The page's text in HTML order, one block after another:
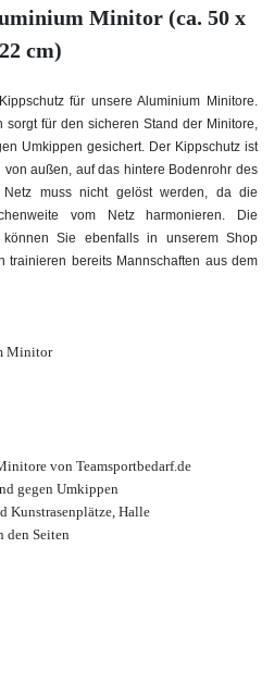
Minitor (ca. 50 x
22 cm)
für unsere Aluminium Minitore.
sorgt für den sicheren Stand der Minitore,
Umkippen gesichert. Der Kippschutz ist
außen, auf das hintere Bodenrohr des
Netz muss nicht gelöst werden, da die
vom Netz harmonieren. Die
können Sie ebenfalls in unserem Shop
trainieren bereits Mannschaften aus dem
Minitor
von Teamsportbedarf.de
gegen Umkippen
Kunstrasenplätze, Halle
den Seiten